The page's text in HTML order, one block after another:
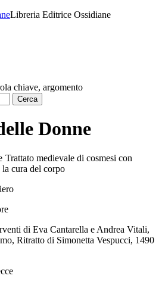
Libreria Editrice Ossidiane
chiave, argomento
Donne
Trattato medievale di cosmesi con
cura del corpo
di Eva Cantarella e Andrea Vitali,
Ritratto di Simonetta Vespucci, 1490